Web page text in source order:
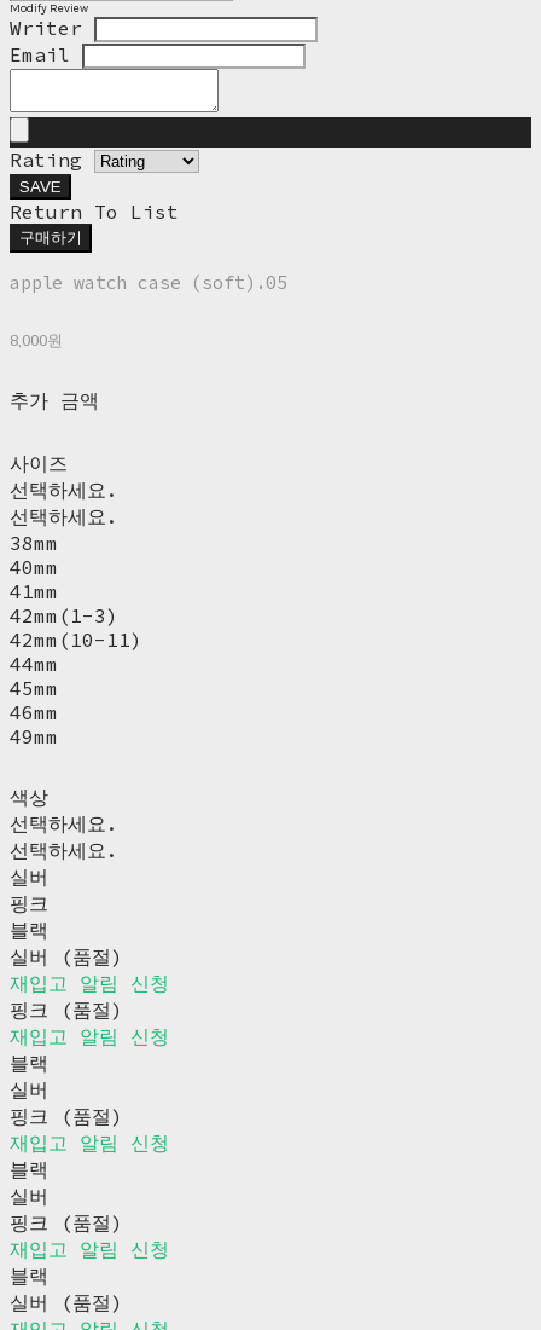
Modify Review
Writer
Email
Rating
SAVE
Return To List
구매하기
apple watch case (soft).05
8,000원
추가 금액
사이즈
선택하세요.
선택하세요.
38mm
40mm
41mm
42mm(1-3)
42mm(10-11)
44mm
45mm
46mm
49mm
색상
선택하세요.
선택하세요.
실버
핑크
블랙
실버 (품절)
재입고 알림 신청
핑크 (품절)
재입고 알림 신청
블랙
실버
핑크 (품절)
재입고 알림 신청
블랙
실버
핑크 (품절)
재입고 알림 신청
블랙
실버 (품절)